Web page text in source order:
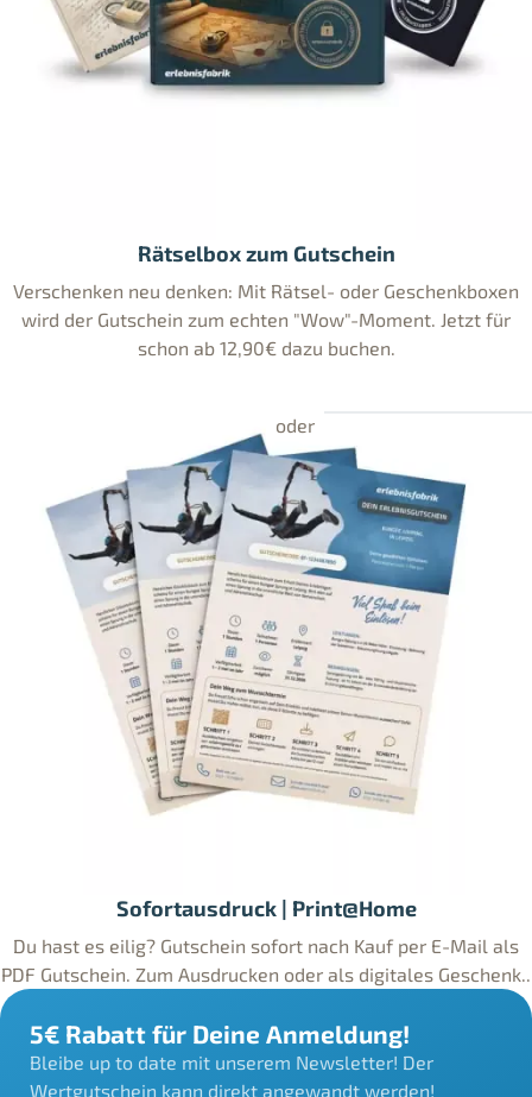
Rätselbox zum Gutschein
Verschenken neu denken: Mit Rätsel- oder Geschenkboxen
wird der Gutschein zum echten "Wow"-Moment. Jetzt für
schon ab 12,90€ dazu buchen.
Sofortausdruck | Print@Home
Du hast es eilig? Gutschein sofort nach Kauf per E-Mail als
PDF Gutschein. Zum Ausdrucken oder als digitales Geschenk..
5€ Rabatt für Deine Anmeldung!
Bleibe up to date mit unserem Newsletter! Der
Wertgutschein kann direkt angewandt werden!